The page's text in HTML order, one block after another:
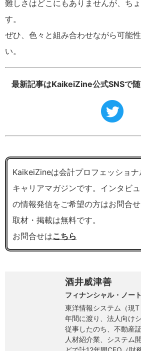
難しさはどこにもありませんが、ち
す。
ぜひ、色々と組み合わせながら可能
い。
最新記事はKaikeiZine公式SNSで随
KaikeiZineは会計プロフェッショ
キャリアマガジンです。インタビ
の情報発信をご希望の方はお問合せ
取材・掲載は無料です。
お問合せはこちら
酒井威津善
フィナンシャル・ノー
東洋情報システム（現
年間に渡り、法人向け
従事したのち、不動産
人材紹介業、システム